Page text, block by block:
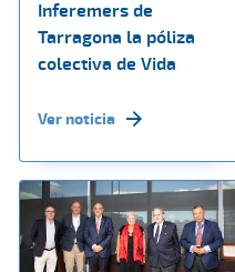
Inferemers de
Tarragona la póliza
colectiva de Vida
Ver noticia